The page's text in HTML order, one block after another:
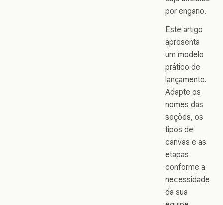
por engano.
Este artigo
apresenta
um modelo
prático de
lançamento.
Adapte os
nomes das
seções, os
tipos de
canvas e as
etapas
conforme a
necessidade
da sua